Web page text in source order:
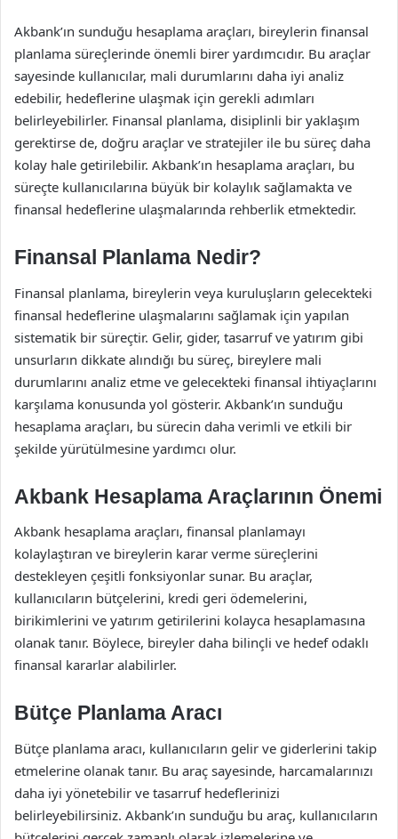
Akbank’ın sunduğu hesaplama araçları, bireylerin finansal
planlama süreçlerinde önemli birer yardımcıdır. Bu araçlar
sayesinde kullanıcılar, mali durumlarını daha iyi analiz
edebilir, hedeflerine ulaşmak için gerekli adımları
belirleyebilirler. Finansal planlama, disiplinli bir yaklaşım
gerektirse de, doğru araçlar ve stratejiler ile bu süreç daha
kolay hale getirilebilir. Akbank’ın hesaplama araçları, bu
süreçte kullanıcılarına büyük bir kolaylık sağlamakta ve
finansal hedeflerine ulaşmalarında rehberlik etmektedir.
Finansal Planlama Nedir?
Finansal planlama, bireylerin veya kuruluşların gelecekteki
finansal hedeflerine ulaşmalarını sağlamak için yapılan
sistematik bir süreçtir. Gelir, gider, tasarruf ve yatırım gibi
unsurların dikkate alındığı bu süreç, bireylere mali
durumlarını analiz etme ve gelecekteki finansal ihtiyaçlarını
karşılama konusunda yol gösterir. Akbank’ın sunduğu
hesaplama araçları, bu sürecin daha verimli ve etkili bir
şekilde yürütülmesine yardımcı olur.
Akbank Hesaplama Araçlarının Önemi
Akbank hesaplama araçları, finansal planlamayı
kolaylaştıran ve bireylerin karar verme süreçlerini
destekleyen çeşitli fonksiyonlar sunar. Bu araçlar,
kullanıcıların bütçelerini, kredi geri ödemelerini,
birikimlerini ve yatırım getirilerini kolayca hesaplamasına
olanak tanır. Böylece, bireyler daha bilinçli ve hedef odaklı
finansal kararlar alabilirler.
Bütçe Planlama Aracı
Bütçe planlama aracı, kullanıcıların gelir ve giderlerini takip
etmelerine olanak tanır. Bu araç sayesinde, harcamalarınızı
daha iyi yönetebilir ve tasarruf hedeflerinizi
belirleyebilirsiniz. Akbank’ın sunduğu bu araç, kullanıcıların